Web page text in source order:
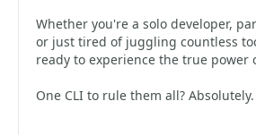
Whether you're a solo developer,
or just tired of juggling countless
ready to experience the true power
One CLI to rule them all?